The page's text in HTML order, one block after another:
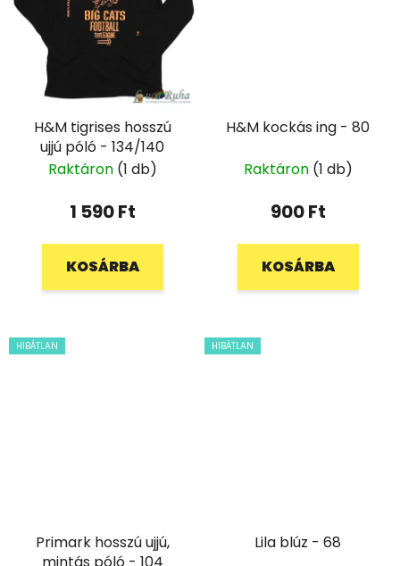
H&M tigrises hosszú
ujjú póló - 134/140
Raktáron (1 db)
1 590 Ft
KOSÁRBA
H&M kockás ing - 80
Raktáron (1 db)
900 Ft
KOSÁRBA
HIBÁTLAN
Primark hosszú ujjú,
HIBÁTLAN
Lila blúz - 68